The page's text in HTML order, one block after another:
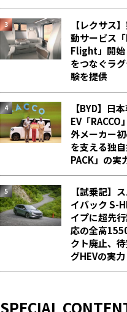
【レクサス
動サービス
Flight」開
をつなぐラ
験を提供
【BYD】日
EV「
外メーカー
を支える独
PACK」の実
【試乗記】
イバック S-
イプに超先
応の全高
クト廃止、
グHEVの実力
SPECIAL